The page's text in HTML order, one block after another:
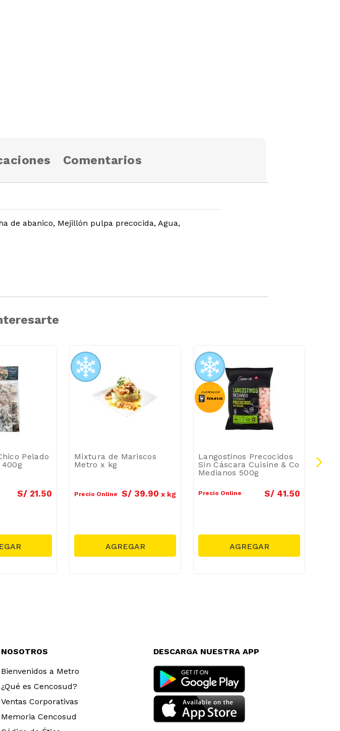
Comentarios
de abanico, Mejillón pulpa precocida, Agua,
Pelado
S/ 21.50
Mixtura de Mariscos
Metro x kg
Precio Online S/ 39.90 x kg
Langostinos Precocidos
Sin Cáscara Cuisine & Co
Medianos 500g
Precio Online S/ 41.50
NOSOTROS
Bienvenidos a Metro
¿Qué es Cencosud?
Ventas Corporativas
Memoria Cencosud
DESCARGA NUESTRA APP